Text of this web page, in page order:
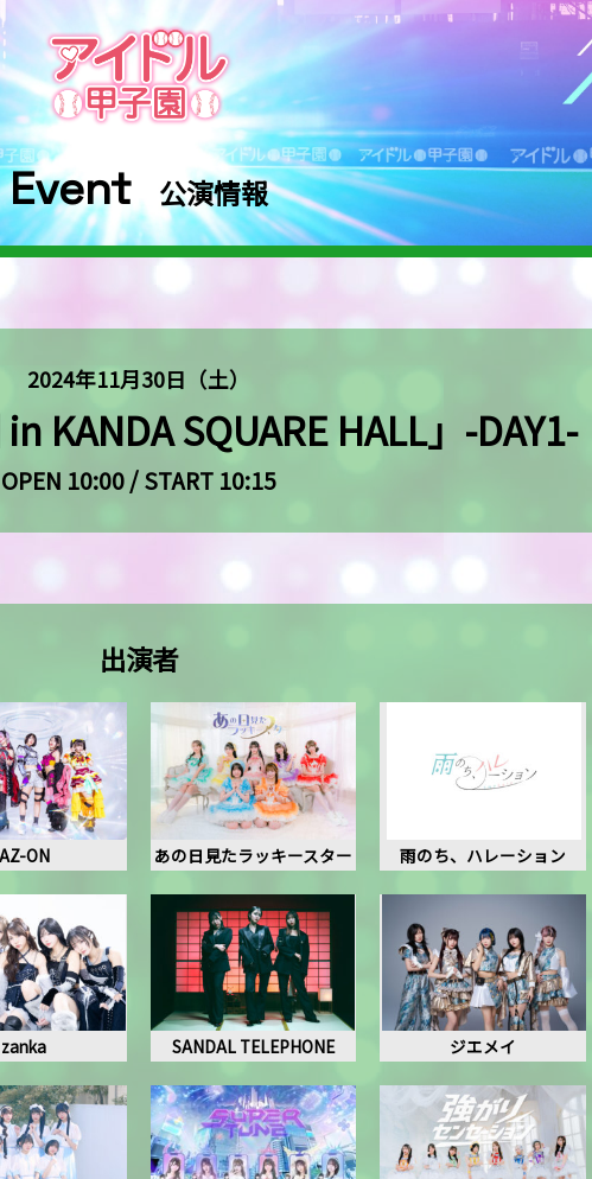
Event 公演情報
2024年11月30日（土）
KANDA SQUARE HALL」-DAY1-
OPEN 10:00 / START 10:15
出演者
AZ-ON あの日見たラッキースター 雨のち、ハレーション
zanka SANDAL TELEPHONE ジエメイ